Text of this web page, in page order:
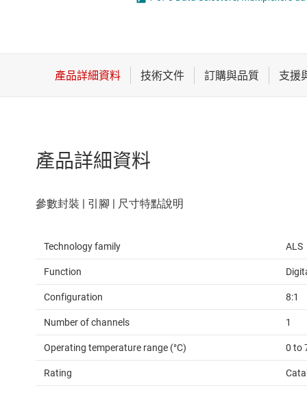
感測器
產品詳細資料
Technology family ALS
Function
Configuration 8:1
Number of channels 1
Operating temperature range (°C) 0 to
Rating